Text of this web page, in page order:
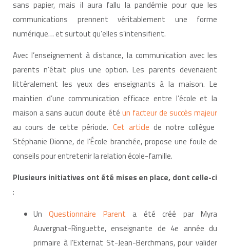
sans papier, mais il aura fallu la pandémie pour que les
communications prennent véritablement une forme
numérique… et surtout qu’elles s’intensifient.
Avec l’enseignement à distance, la communication avec les
parents n’était plus une option. Les parents devenaient
littéralement les yeux des enseignants à la maison. Le
maintien d’une communication efficace entre l’école et la
maison a sans aucun doute été un facteur de succès majeur
au cours de cette période. Cet article de notre collègue
Stéphanie Dionne, de l’École branchée, propose une foule de
conseils pour entretenir la relation école-famille.
Plusieurs initiatives ont été mises en place, dont celle-ci
:
UnQuestionnaire Parent a été créé par Myra
Auvergnat-Ringuette, enseignante de 4e année du
primaire à l’Externat St-Jean-Berchmans, pour valider